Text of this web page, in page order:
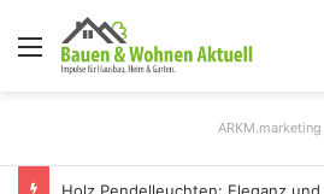
Menü
ARKM.marketing